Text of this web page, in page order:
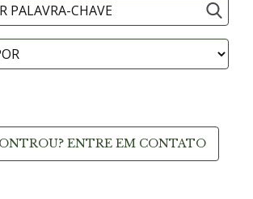
ENTRE EM CONTATO